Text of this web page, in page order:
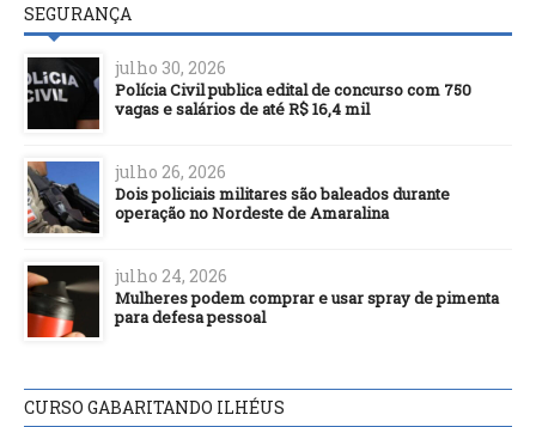
SEGURANÇA
julho 30, 2026
Polícia Civil publica edital de concurso com 750
vagas e salários de até R$ 16,4 mil
julho 26, 2026
Dois policiais militares são baleados durante
operação no Nordeste de Amaralina
julho 24, 2026
Mulheres podem comprar e usar spray de pimenta
para defesa pessoal
CURSO GABARITANDO ILHÉUS